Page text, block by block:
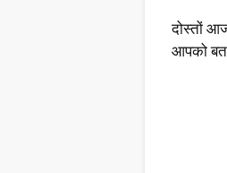
दोस्तों
आपको